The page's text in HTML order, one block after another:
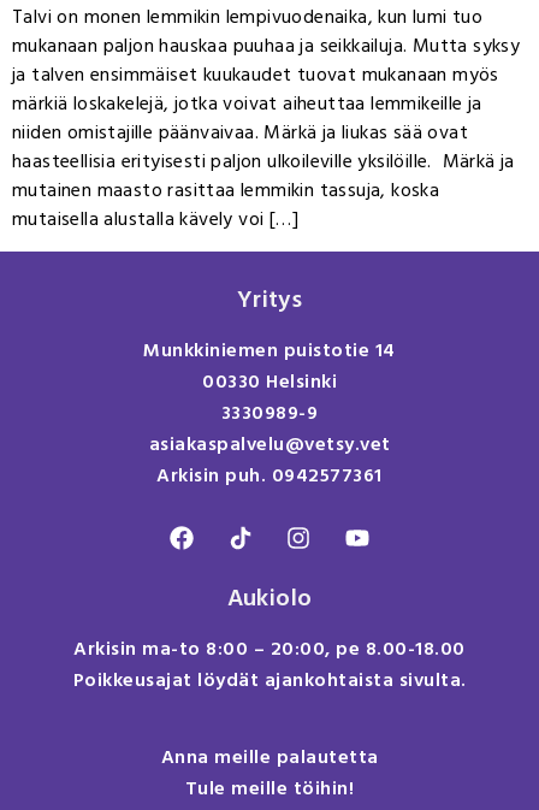
Talvi on monen lemmikin lempivuodenaika, kun lumi tuo
mukanaan paljon hauskaa puuhaa ja seikkailuja. Mutta syksy
ja talven ensimmäiset kuukaudet tuovat mukanaan myös
märkiä loskakelejä, jotka voivat aiheuttaa lemmikeille ja
niiden omistajille päänvaivaa. Märkä ja liukas sää ovat
haasteellisia erityisesti paljon ulkoileville yksilöille. Märkä ja
mutainen maasto rasittaa lemmikin tassuja, koska
mutaisella alustalla kävely voi […]
Yritys
Munkkiniemen puistotie 14
00330 Helsinki
3330989-9
asiakaspalvelu@vetsy.vet
Arkisin puh. 0942577361
Aukiolo
Arkisin ma-to 8:00 – 20:00, pe 8.00-18.00
Poikkeusajat löydät ajankohtaista sivulta.
Anna meille palautetta
Tule meille töihin!